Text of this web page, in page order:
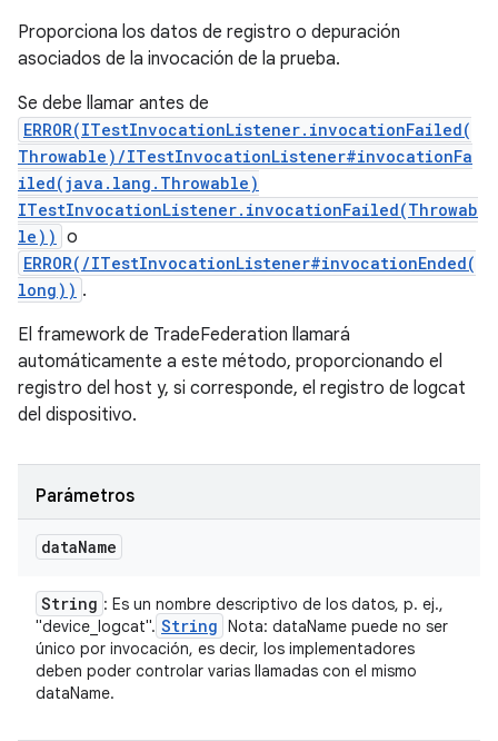
Proporciona los datos de registro o depuración
asociados de la invocación de la prueba.
Se debe llamar antes de
ERROR(ITestInvocationListener.invocationFailed(
Throwable)/ITestInvocationListener#invocationFa
iled(java.lang.Throwable)
ITestInvocationListener.invocationFailed(Throwab
le)) o
ERROR(/ITestInvocationListener#invocationEnded(
long)) .
El framework de TradeFederation llamará
automáticamente a este método, proporcionando el
registro del host y, si corresponde, el registro de logcat
del dispositivo.
Parámetros
dataName
String : Es un nombre descriptivo de los datos, p. ej.,
"device_logcat". String Nota: dataName puede no ser
único por invocación, es decir, los implementadores
deben poder controlar varias llamadas con el mismo
dataName.